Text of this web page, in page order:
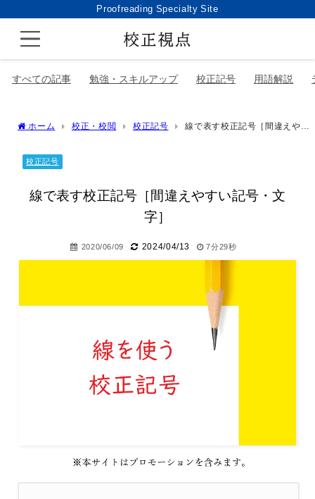
Proofreading Specialty Site
すべての記事 勉強・スキルアップ 校正記号 用語解説
ホーム 校正・校閲 校正記号
線で表す校正記号［間違えやす
校正記号
線で表す校正記号［間違えやすい記号・文
字］
2020/06/09 2024/04/13 7分29秒